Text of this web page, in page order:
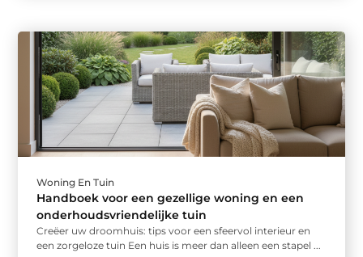
Woning En Tuin
Handboek voor een gezellige woning en een
onderhoudsvriendelijke tuin
Creëer uw droomhuis: tips voor een sfeervol interieur en
een zorgeloze tuin Een huis is meer dan alleen een stapel ...